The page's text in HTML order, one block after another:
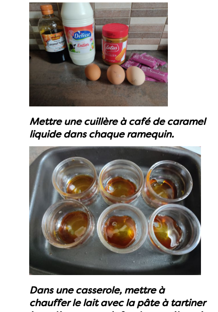
Mettre une cuillère à café de caramel
liquide dans chaque ramequin.
Dans une casserole, mettre à
chauffer le lait avec la pâte à tartiner